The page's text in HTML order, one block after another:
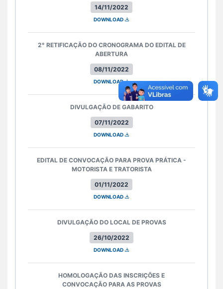
14/11/2022
DOWNLOAD
08/11/2022
2° RETIFICAÇÃO DO CRONOGRAMA DO EDITAL DE
ABERTURA
DOWNLOAD
07/11/2022
DIVULGAÇÃO DE GABARITO
DOWNLOAD
01/11/2022
EDITAL DE CONVOCAÇÃO PARA PROVA PRÁTICA -
MOTORISTA E TRATORISTA
DOWNLOAD
26/10/2022
DIVULGAÇÃO DO LOCAL DE PROVAS
DOWNLOAD
HOMOLOGAÇÃO DAS INSCRIÇÕES E
CONVOCAÇÃO PARA AS PROVAS